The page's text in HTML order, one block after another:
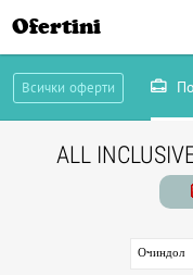
Ofertini
Всички оферти
ALL
Очиндол